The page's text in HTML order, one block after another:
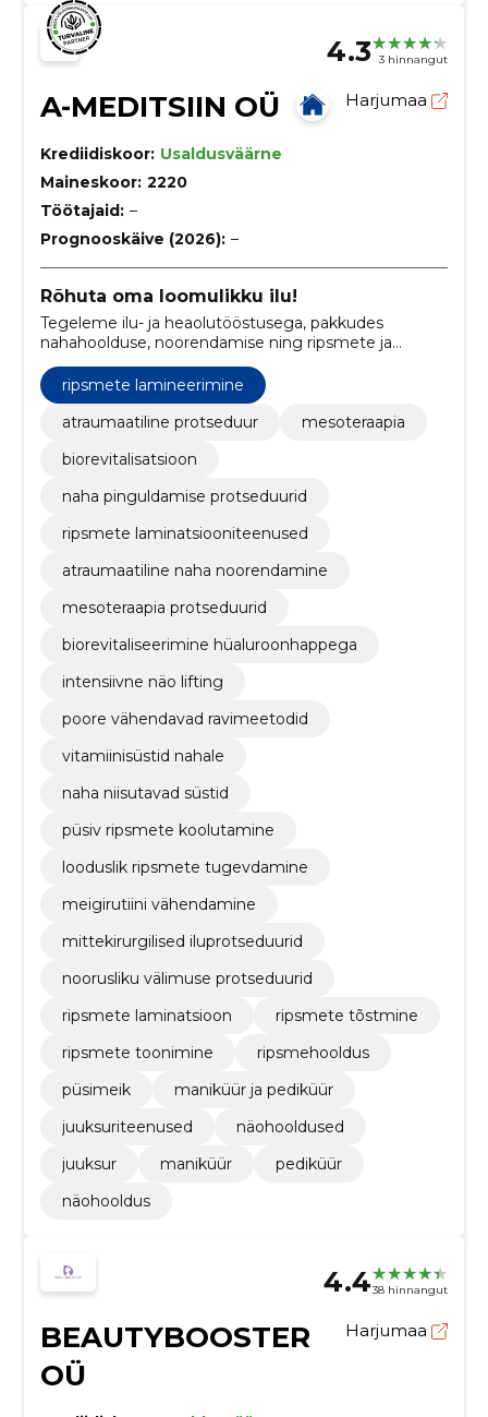
4.3 3 hinnangut
A-MEDITSIIN OÜ Harjumaa
Krediidiskoor: Usaldusväärne
Maineskoor: 2220
Töötajaid: –
Prognooskäive (2026): –
Rõhuta oma loomulikku ilu!
Tegeleme ilu- ja heaolutööstusega, pakkudes
nahahoolduse, noorendamise ning ripsmete ja
ripsmete lamineerimine
atraumaatiline protseduur
mesoteraapia
biorevitalisatsioon
naha pinguldamise protseduurid
ripsmete laminatsiooniteenused
atraumaatiline naha noorendamine
mesoteraapia protseduurid
biorevitaliseerimine hüaluroonhappega
intensiivne näo lifting
poore vähendavad ravimeetodid
vitamiinisüstid nahale
naha niisutavad süstid
püsiv ripsmete koolutamine
looduslik ripsmete tugevdamine
meigirutiini vähendamine
mittekirurgilised iluprotseduurid
noorusliku välimuse protseduurid
ripsmete laminatsioon
ripsmete tõstmine
ripsmete toonimine
ripsmehooldus
püsimeik
maniküür ja pediküür
juuksuriteenused
näohooldused
juuksur
maniküür
pediküür
näohooldus
4.438 hinnangut
BEAUTYBOOSTER
OÜ
Harjumaa